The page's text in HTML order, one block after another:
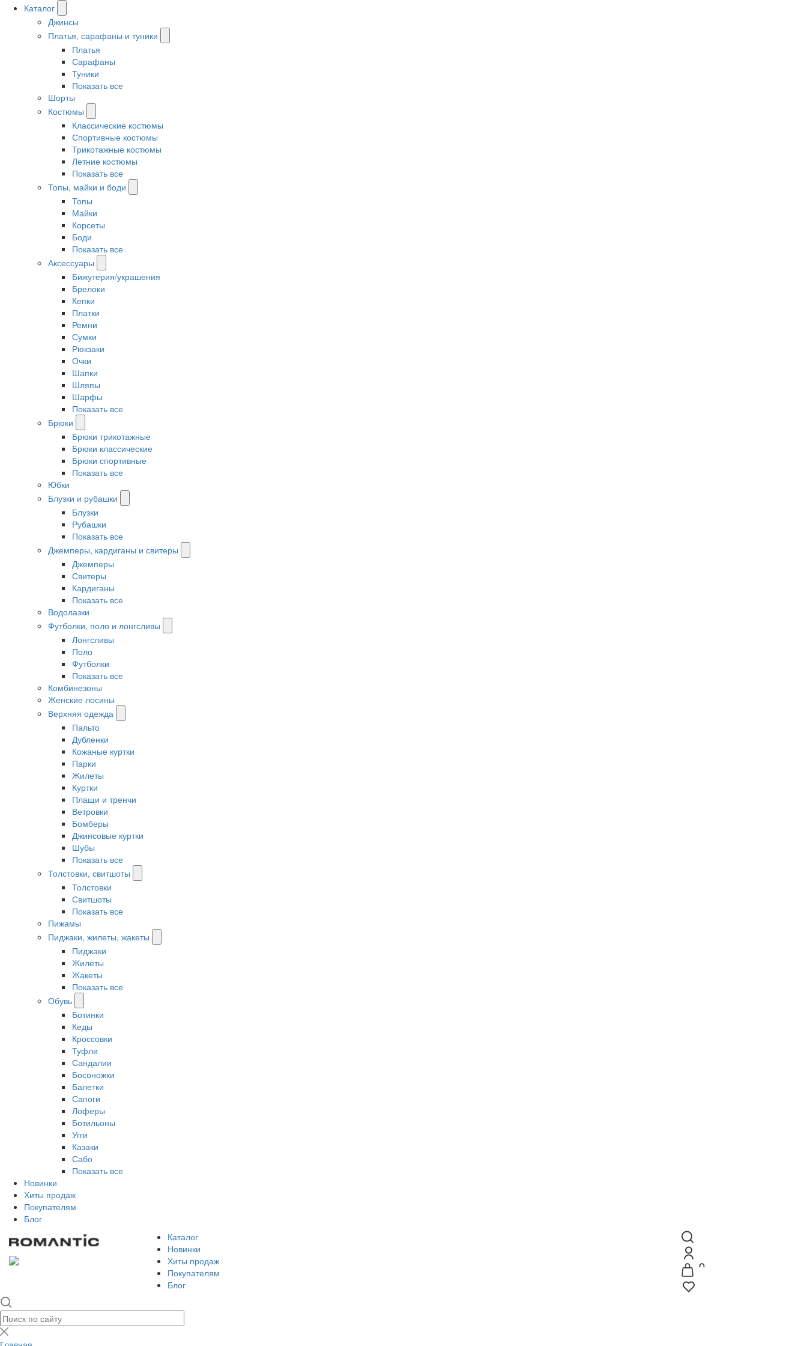
Каталог
Джинсы
Платья, сарафаны и туники
Платья
Сарафаны
Туники
Показать все
Шорты
Костюмы
Классические костюмы
Спортивные костюмы
Трикотажные костюмы
Летние костюмы
Показать все
Топы, майки и боди
Топы
Майки
Корсеты
Боди
Показать все
Аксессуары
Бижутерия/украшения
Брелоки
Кепки
Платки
Ремни
Сумки
Рюкзаки
Очки
Шапки
Шляпы
Шарфы
Показать все
Брюки
Брюки трикотажные
Брюки классические
Брюки спортивные
Показать все
Юбки
Блузки и рубашки
Блузки
Рубашки
Показать все
Джемперы, кардиганы и свитеры
Джемперы
Свитеры
Кардиганы
Показать все
Водолазки
Футболки, поло и лонгсливы
Лонгсливы
Поло
Футболки
Показать все
Комбинезоны
Женские лосины
Верхняя одежда
Пальто
Дубленки
Кожаные куртки
Парки
Жилеты
Куртки
Плащи и тренчи
Ветровки
Бомберы
Джинсовые куртки
Шубы
Показать все
Толстовки, свитшоты
Толстовки
Свитшоты
Показать все
Пижамы
Пиджаки, жилеты, жакеты
Пиджаки
Жилеты
Жакеты
Показать все
Обувь
Ботинки
Кеды
Кроссовки
Туфли
Сандалии
Босоножки
Балетки
Сапоги
Лоферы
Ботильоны
Угги
Казаки
Сабо
Показать все
Новинки
Хиты продаж
Покупателям
Блог
Каталог
Новинки
Хиты продаж
Покупателям
Блог